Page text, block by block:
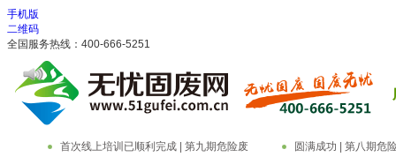
手机版
二维码
全国服务热线：400-666-5251
首次线上培训已顺利完成 | 第九期危险废 圆满成功 | 第八期危